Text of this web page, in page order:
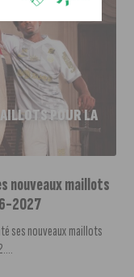
POUR LA
nouveaux maillots
2027
ses nouveaux maillots